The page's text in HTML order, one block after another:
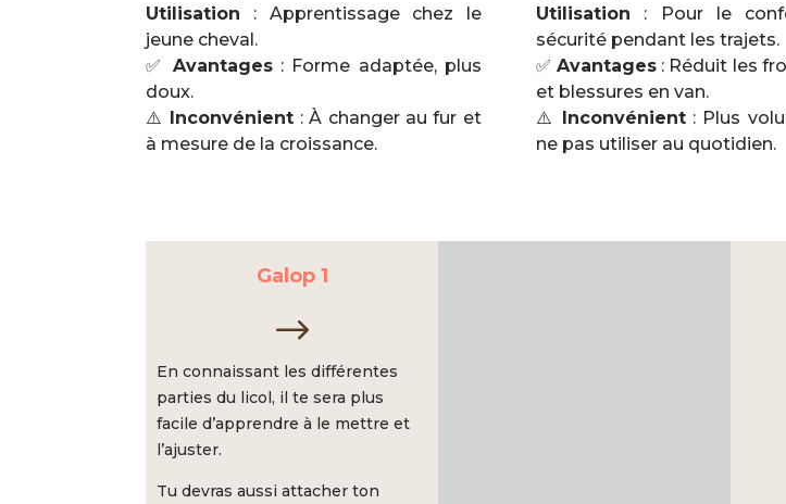
Utilisation : Apprentissage chez le
jeune cheval.
✅ Avantages: Forme adaptée, plus
doux.
⚠️
Inconvénient : À changer au fur et
à mesure de la croissance.
Utilisation : Pour le
sécurité pendant les trajets.
✅ Avantages: Réduit les
et blessures en van.
⚠️
Inconvénient: Plus
ne pas utiliser au quotidien.
Galop 1
$
En connaissant les différentes
parties du licol, il te sera plus
facile d’apprendre à le mettre et
l’ajuster.
Tu devras aussi attacher ton